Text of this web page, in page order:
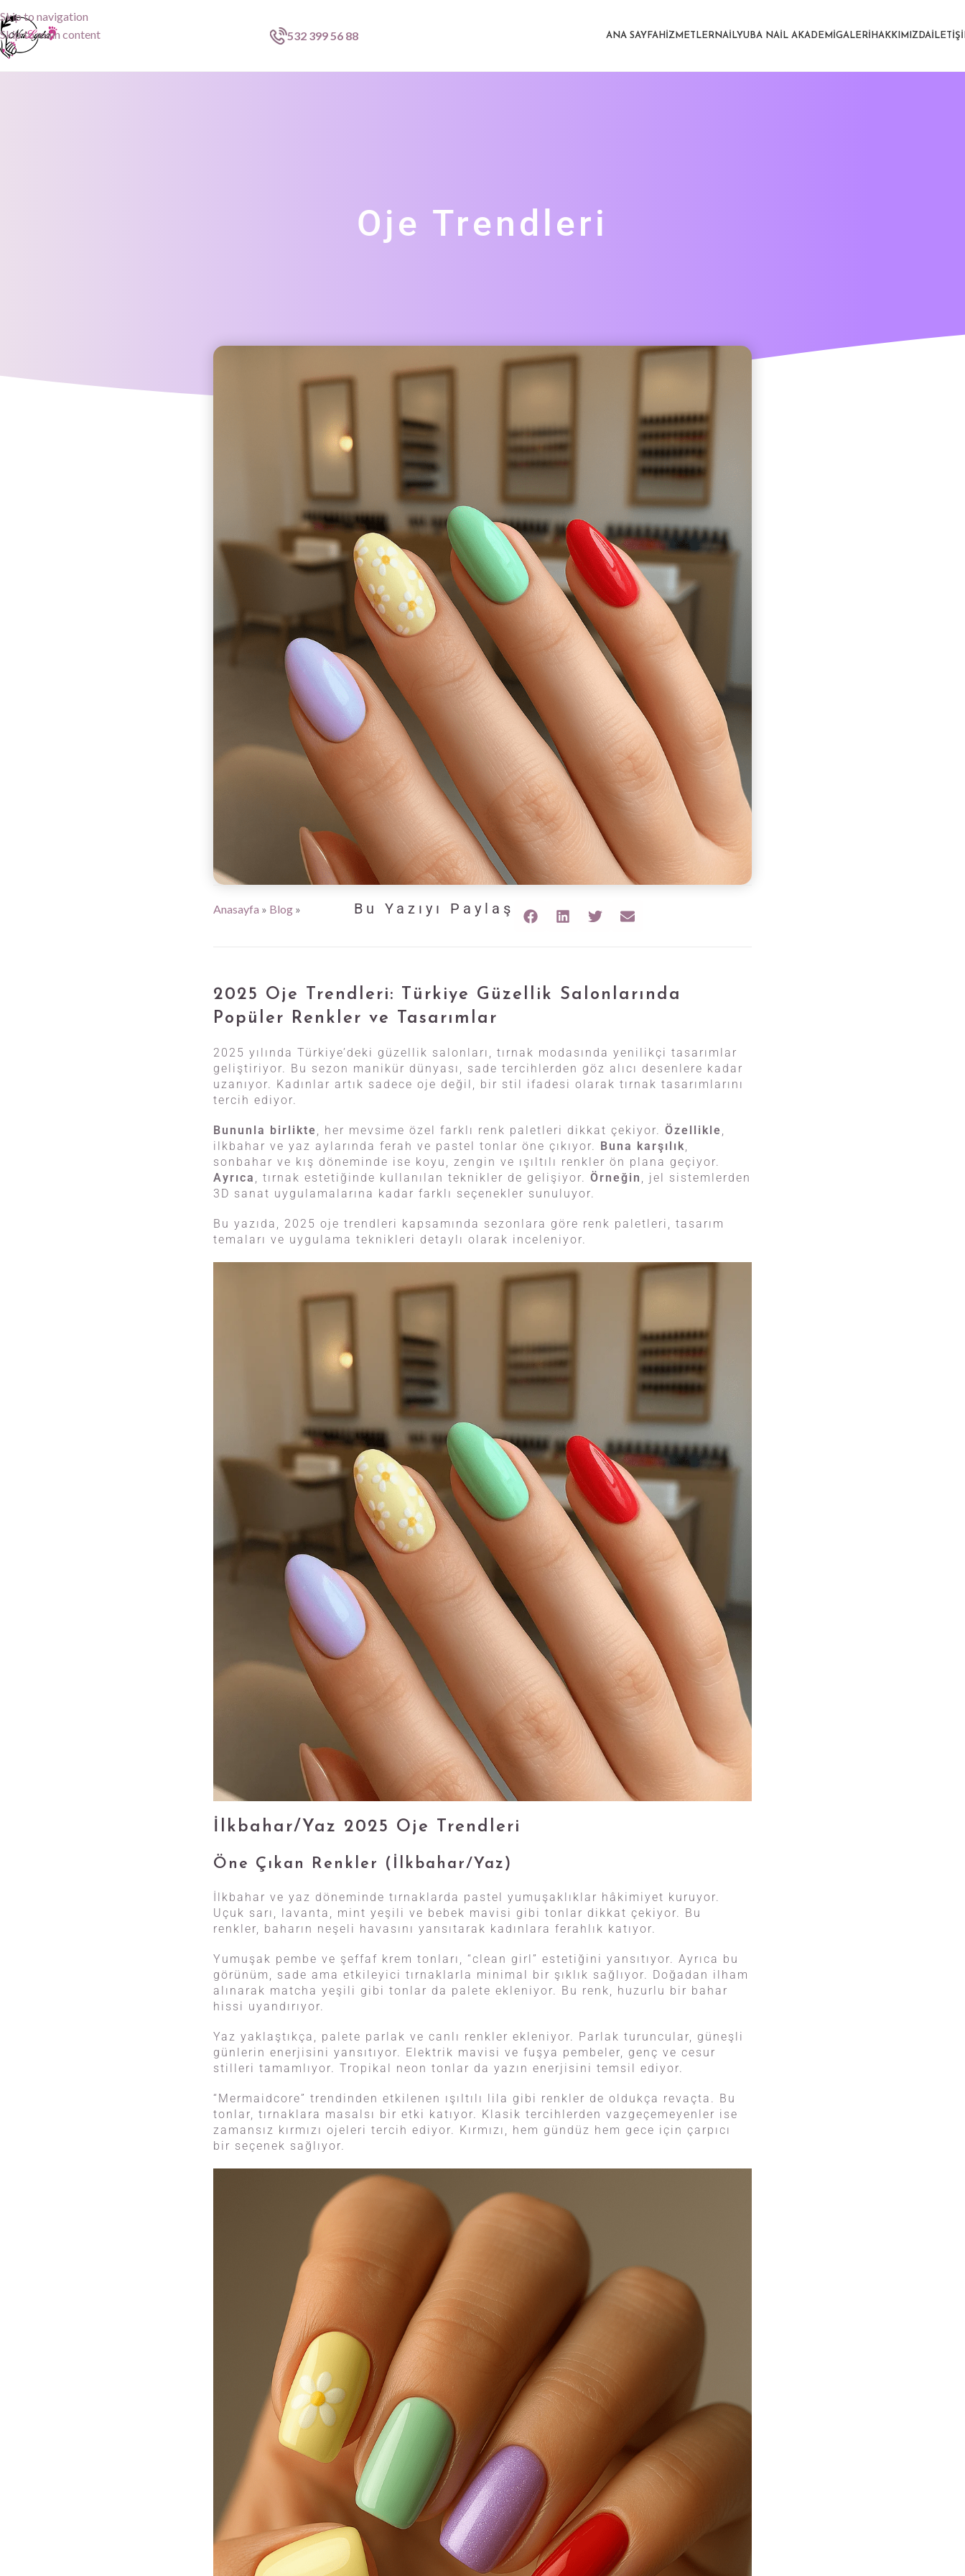
Skip to navigation
Skip to main content
532 399 56 88 ANA SAYFA HIZMETLER NAILYUBA NAIL AKADEMI GALERI HAKKIMIZDA
Oje Trendleri
Anasayfa » Blog » Bu Yazıyı Paylaş
2025 Oje Trendleri: Türkiye Güzellik Salonlarında
Popüler Renkler ve Tasarımlar
2025 yılında Türkiye’deki güzellik salonları, tırnak modasında yenilikçi tasarımlar
geliştiriyor. Bu sezon manikür dünyası, sade tercihlerden göz alıcı desenlere kadar
uzanıyor. Kadınlar artık sadece oje değil, bir stil ifadesi olarak tırnak tasarımlarını
tercih ediyor.
Bununla birlikte , her mevsime özel farklı renk paletleri dikkat çekiyor. Özellikle ,
ilkbahar ve yaz aylarında ferah ve pastel tonlar öne çıkıyor. Buna karşılık,
sonbahar ve kış döneminde ise koyu, zengin ve ışıltılı renkler ön plana geçiyor.
Ayrıca , tırnak estetiğinde kullanılan teknikler de gelişiyor. Örneğin , jel sistemlerden
3D sanat uygulamalarına kadar farklı seçenekler sunuluyor.
Bu yazıda, 2025 oje trendleri kapsamında sezonlara göre renk paletleri, tasarım
temaları ve uygulama teknikleri detaylı olarak inceleniyor.
İlkbahar/Yaz 2025 Oje Trendleri
Öne Çıkan Renkler (İlkbahar/Yaz)
İlkbahar ve yaz döneminde tırnaklarda pastel yumuşaklıklar hâkimiyet kuruyor.
Uçuk sarı, lavanta, mint yeşili ve bebek mavisi gibi tonlar dikkat çekiyor. Bu
renkler, baharın neşeli havasını yansıtarak kadınlara ferahlık katıyor.
Yumuşak pembe ve şeffaf krem tonları, “clean girl” estetiğini yansıtıyor. Ayrıca bu
görünüm, sade ama etkileyici tırnaklarla minimal bir şıklık sağlıyor. Doğadan ilham
alınarak matcha yeşili gibi tonlar da palete ekleniyor. Bu renk, huzurlu bir bahar
hissi uyandırıyor.
Yaz yaklaştıkça, palete parlak ve canlı renkler ekleniyor. Parlak turuncular, güneşli
günlerin enerjisini yansıtıyor. Elektrik mavisi ve fuşya pembeler, genç ve cesur
stilleri tamamlıyor. Tropikal neon tonlar da yazın enerjisini temsil ediyor.
“Mermaidcore” trendinden etkilenen ışıltılı lila gibi renkler de oldukça revaçta. Bu
tonlar, tırnaklara masalsı bir etki katıyor. Klasik tercihlerden vazgeçemeyenler ise
zamansız kırmızı ojeleri tercih ediyor. Kırmızı, hem gündüz hem gece için çarpıcı
bir seçenek sağlıyor.